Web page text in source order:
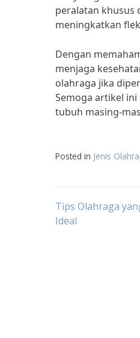
peralatan khusus
meningkatkan
Dengan
menjaga
olahraga jika
Semoga artikel
tubuh masing-
Posted in Jenis
Post
Tips Olahraga
Ideal